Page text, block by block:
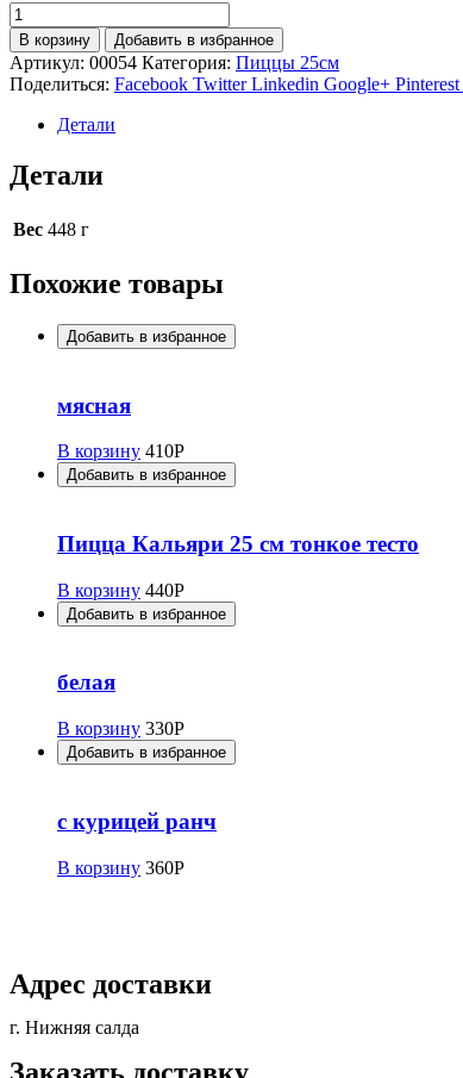
Количество
товара
грибы
с
ветчиной
В корзину Добавить в избранное
Артикул: 00054 Категория: Пиццы 25см
Поделиться: Facebook Twitter Linkedin Google+ Pinterest
Детали
Детали
Вес 448 г
Похожие товары
Добавить в избранное
мясная
В корзину 410Р
Добавить в избранное
Пицца Кальяри 25 см тонкое тесто
В корзину 440Р
Добавить в избранное
белая
В корзину 330Р
Добавить в избранное
с курицей ранч
В корзину 360Р
Адрес доставки
г. Нижняя салда
Заказать доставку